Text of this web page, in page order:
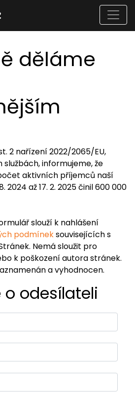
děláme
2 nařízení 2022/2065/EU,
informujeme, že
aktivních příjemců naší
2024 až 17. 2. 2025 činil 600 000
slouží k nahlášení
podmíneksouvisejících s
Nemá sloužit pro
k poškození autora stránek.
a vyhodnocen.
odesílateli